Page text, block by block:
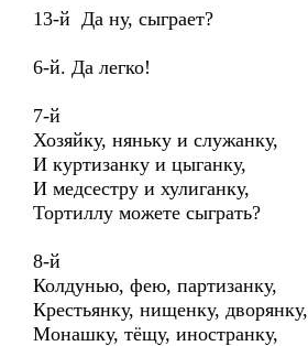
13-й Да ну, сыграет?
6-й. Да легко!
7-й
Хозяйку, няньку и служанку,
И куртизанку и цыганку,
И медсестру и хулиганку,
Тортиллу можете сыграть?
8-й
Колдунью, фею, партизанку,
Крестьянку, нищенку, дворянку,
Монашку, тёщу, иностранку,